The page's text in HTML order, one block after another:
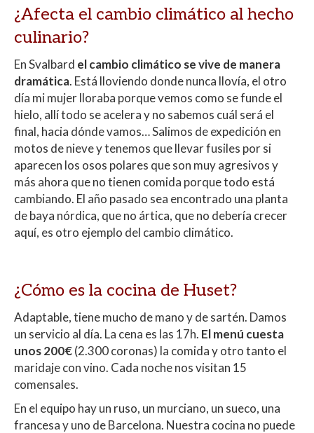
¿Afecta el cambio climático al hecho
culinario?
En Svalbard el cambio climático se vive de manera
dramática. Está lloviendo donde nunca llovía, el otro
día mi mujer lloraba porque vemos como se funde el
hielo, allí todo se acelera y no sabemos cuál será el
final, hacia dónde vamos… Salimos de expedición en
motos de nieve y tenemos que llevar fusiles por si
aparecen los osos polares que son muy agresivos y
más ahora que no tienen comida porque todo está
cambiando. El año pasado sea encontrado una planta
de baya nórdica, que no ártica, que no debería crecer
aquí, es otro ejemplo del cambio climático.
¿Cómo es la cocina de Huset?
Adaptable, tiene mucho de mano y de sartén. Damos
un servicio al día. La cena es las 17h. El menú cuesta
unos 200€(2.300 coronas) la comida y otro tanto el
maridaje con vino. Cada noche nos visitan 15
comensales.
En el equipo hay un ruso, un murciano, un sueco, una
francesa y uno de Barcelona. Nuestra cocina no puede